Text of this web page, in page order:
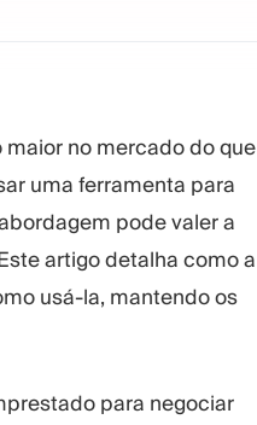
no mercado do que
uma ferramenta para
pode valer a
artigo detalha como a
usá-la, mantendo os
para negociar